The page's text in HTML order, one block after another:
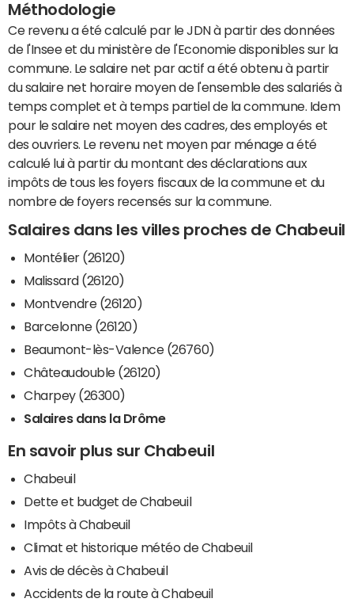
Méthodologie
Ce revenu a été calculé par le JDN à partir des données
de l'Insee et du ministère de l'Economie disponibles sur la
commune. Le salaire net par actif a été obtenu à partir
du salaire net horaire moyen de l'ensemble des salariés à
temps complet et à temps partiel de la commune. Idem
pour le salaire net moyen des cadres, des employés et
des ouvriers. Le revenu net moyen par ménage a été
calculé lui à partir du montant des déclarations aux
impôts de tous les foyers fiscaux de la commune et du
nombre de foyers recensés sur la commune.
Salaires dans les villes proches de Chabeuil
Montélier (26120)
Malissard (26120)
Montvendre (26120)
Barcelonne (26120)
Beaumont-lès-Valence (26760)
Châteaudouble (26120)
Charpey (26300)
Salaires dans la Drôme
En savoir plus sur Chabeuil
Chabeuil
Dette et budget de Chabeuil
Impôts à Chabeuil
Climat et historique météo de Chabeuil
Avis de décès à Chabeuil
Accidents de la route à Chabeuil